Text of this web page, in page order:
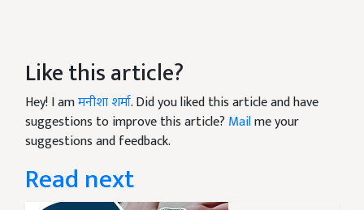
Like this article?
Hey! I amमनीशा शर्मा. Did you liked this article and have
suggestions to improve this article? Mailme your
suggestions and feedback.
Read next